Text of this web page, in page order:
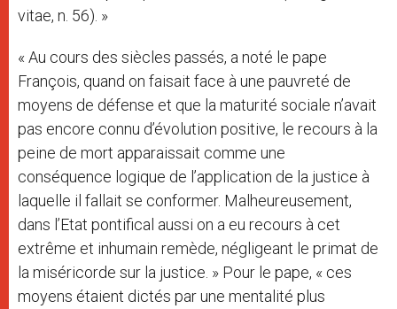
vitae, n. 56). »
« Au cours des siècles passés, a noté le pape
François, quand on faisait face à une pauvreté de
moyens de défense et que la maturité sociale n’avait
pas encore connu d’évolution positive, le recours à la
peine de mort apparaissait comme une
conséquence logique de l’application de la justice à
laquelle il fallait se conformer. Malheureusement,
dans l’Etat pontifical aussi on a eu recours à cet
extrême et inhumain remède, négligeant le primat de
la miséricorde sur la justice. » Pour le pape, « ces
moyens étaient dictés par une mentalité plus